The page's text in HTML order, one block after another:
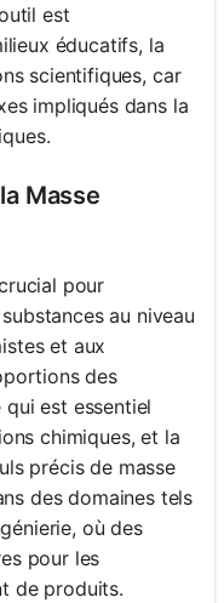
est
éducatifs, la
scientifiques, car
impliqués dans la
Masse
pour
au niveau
et aux
des
est essentiel
chimiques, et la
précis de masse
des domaines tels
où des
pour les
de produits.